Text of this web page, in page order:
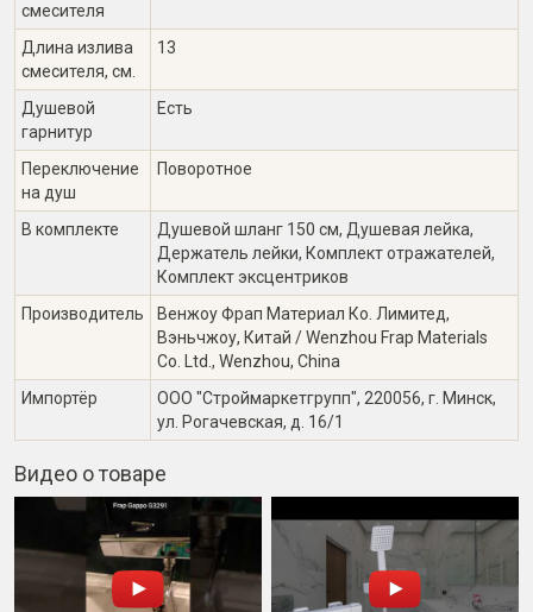
смесителя
Длина излива
смесителя, см.
13
Душевой
гарнитур
Есть
Переключение
на душ
Поворотное
В комплекте
Душевой шланг 150 см, Душевая лейка,
Держатель лейки, Комплект отражателей,
Комплект эксцентриков
Производитель
Венжоу Фрап Материал Ко. Лимитед,
Вэньчжоу, Китай / Wenzhou Frap Materials
Co. Ltd., Wenzhou, China
Импортёр
ООО "Строймаркетгрупп", 220056, г. Минск,
ул. Рогачевская, д. 16/1
Видео о товаре